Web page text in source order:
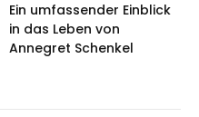
Ein umfassender Einblick
in das Leben von
Annegret Schenkel